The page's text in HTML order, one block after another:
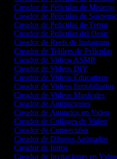
Creador de Películas de Misterio
Creador de Películas de Suspenso
Creador de Películas de Terror
Creador de Películas del Oeste
Creador de Reels de Instagram
Creador de Tráilers de Películas
Creador de Videos ASMR
Creador de Videos DIY
Creador de Videos Educativos
Creador de Videos Inmobiliarios
Creador de Videos Musicales
Creador de Animaciones
Creador de Anuncios en Video
Creador de Collages de Video
Creador de Comerciales
Creador de Dibujos Animados
Creador de Intros
Creador de Invitaciones en Video